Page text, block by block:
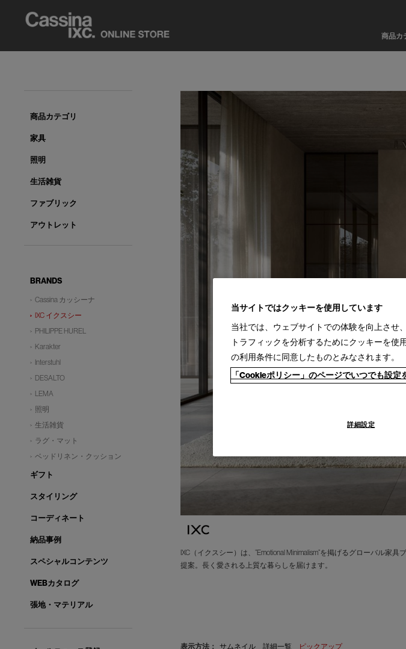
商品カ
IXC（イクスシー）は、”Emotional Minimalism”を掲げるグローバル
提案。長く愛される上質な暮らしを届けます。
表示方法： サムネイル 詳細一覧 ピックアップ
商品カテゴリ
家具
照明
生活雑貨
ファブリック
アウトレット
BRANDS
Cassina カッシーナ
IXC イクスシー
PHILIPPE HUREL
Karakter
Interstuhl
DESALTO
LEMA
照明
生活雑貨
ラグ・マット
ベッドリネン・クッション
ギフト
スタイリング
コーディネート
納品事例
スペシャルコンテンツ
WEBカタログ
張地・マテリアル
当サイトではクッキーを使用しています
当社では、ウェブサイトでの体験を向上させ
トラフィックを分析するためにクッキーを使
の利用条件に同意したものとみなされます。
「Cookieポリシー」のページでいつでも設定
詳細設定